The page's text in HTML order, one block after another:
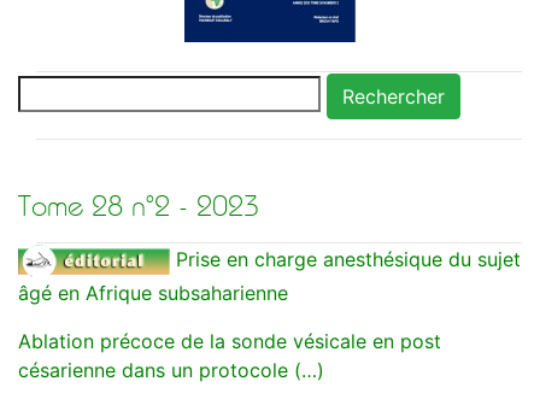
Rechercher
Tome 28 n°2 - 2023
Prise en charge anesthésique du sujet
âgé en Afrique subsaharienne
Ablation précoce de la sonde vésicale en post
césarienne dans un protocole (…)